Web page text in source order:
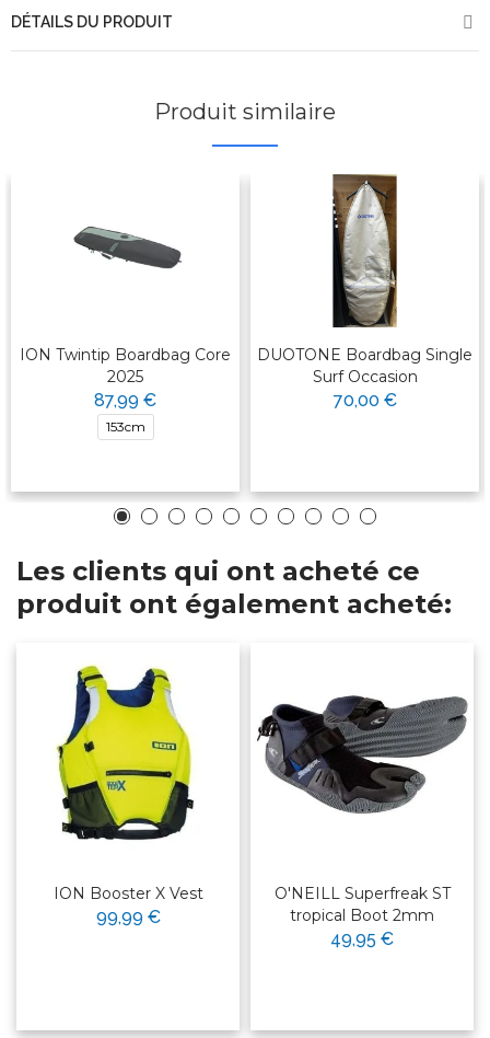
DÉTAILS DU PRODUIT
Produit similaire
ION Twintip Boardbag Core
2025
87,99 €
153cm
DUOTONE Boardbag Single
Surf Occasion
70,00 €
Les clients qui ont acheté ce
produit ont également acheté:
ION Booster X Vest
99,99 €
O'NEILL Superfreak ST
tropical Boot 2mm
49,95 €